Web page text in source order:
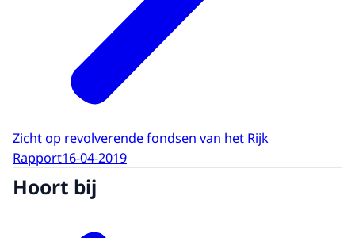
Zicht op revolverende fondsen van het Rijk
Rapport16-04-2019
Hoort bij